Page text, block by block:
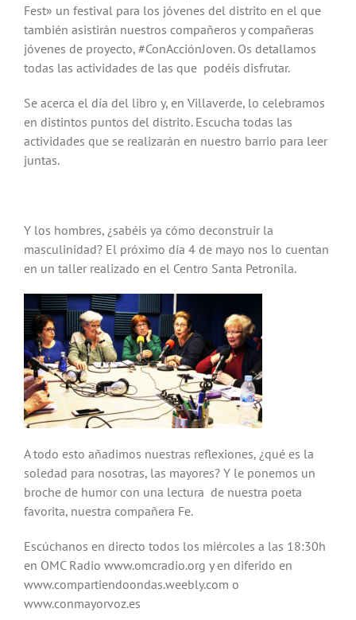
Fest» un festival para los jóvenes del distrito en el que
también asistirán nuestros compañeros y compañeras
jóvenes de proyecto, #ConAcciónJoven. Os detallamos
todas las actividades de las que podéis disfrutar.
Se acerca el día del libro y, en Villaverde, lo celebramos
en distintos puntos del distrito. Escucha todas las
actividades que se realizarán en nuestro barrio para leer
juntas.
Y los hombres, ¿sabéis ya cómo deconstruir la
masculinidad? El próximo día 4 de mayo nos lo cuentan
en un taller realizado en el Centro Santa Petronila.
A todo esto añadimos nuestras reflexiones, ¿qué es la
soledad para nosotras, las mayores? Y le ponemos un
broche de humor con una lectura de nuestra poeta
favorita, nuestra compañera Fe.
Escúchanos en directo todos los miércoles a las 18:30h
en OMC Radio www.omcradio.org y en diferido en
www.compartiendoondas.weebly.com o
www.conmayorvoz.es